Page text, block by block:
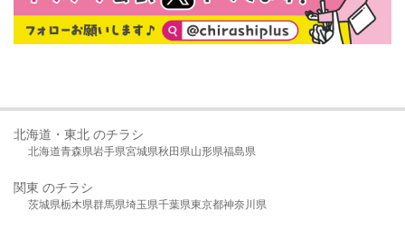
北海道・東北 のチラシ
北海道青森県岩手県宮城県秋田県山形県福島県
関東 のチラシ
茨城県栃木県群馬県埼玉県千葉県東京都神奈川県